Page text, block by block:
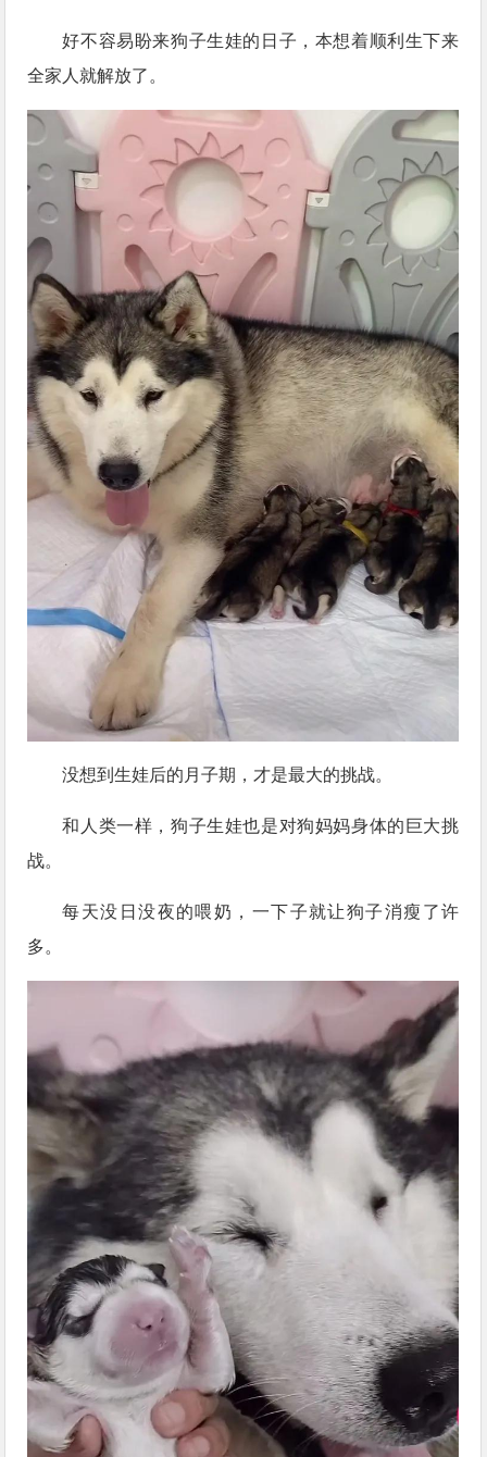
好不容易盼来狗子生娃的日子，本想着顺利生下来
全家人就解放了。
没想到生娃后的月子期，才是最大的挑战。
和人类一样，狗子生娃也是对狗妈妈身体的巨大挑
战。
每天没日没夜的喂奶，一下子就让狗子消瘦了许
多。